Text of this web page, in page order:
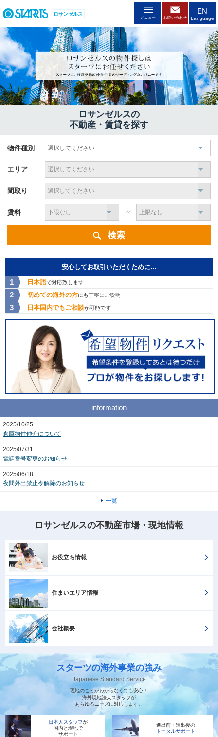
ロサンゼルス
メニュー お問い合わせ
EN
Language
ロサンゼルスの
不動産・賃貸を探す
物件種別
エリア
間取り
賃料 ～
検索
安心してお取引いただくために…
日本語で対応致します
初めての海外の方にも丁寧にご説明
日本国内でもご相談が可能です
information
2025/10/25
倉庫物件仲介について
2025/07/31
電話番号変更のお知らせ
2025/06/18
夜間外出禁止令解除のお知らせ
一覧
ロサンゼルスの不動産市場・現地情報
住まいエリア情報
お役立ち情報
会社概要
スターツの海外事業の強み
Japanese Standard Service
現地のことがわからなくても安心！
海外現地法人スタッフが
あらゆるニーズに対応します。
日本人スタッフが
国内と現地で
サポート
進出前・進出後の
トータルサポート